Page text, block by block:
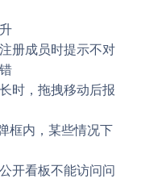
册成员时提示不对
时，拖拽移动后报
框内，某些情况下
开看板不能访问问